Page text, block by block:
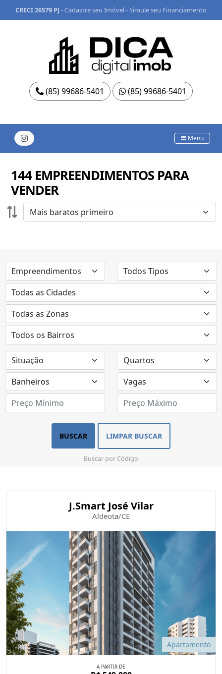
CRECI 26579 PJ -Cadastre seu Imóvel-Simule seu Financiamento
(85) 99686-5401 (85) 99686-5401
Menu
144 EMPREENDIMENTOS PARA
VENDER
BUSCAR LIMPAR BUSCAR
Buscar por Código
J.Smart José Vilar
Aldeota/CE
Apartamento
A PARTIR DE